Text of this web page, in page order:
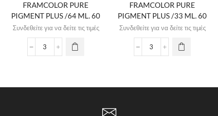
FRAMCOLOR PURE
PIGMENT PLUS /64 ML. 60
Συνδεθείτε για να δείτε τις τιμές
FRAMCOLOR PURE
PIGMENT PLUS /33 ML. 60
Συνδεθείτε για να δείτε τις τιμές